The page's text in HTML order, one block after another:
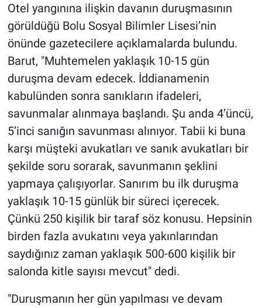
Otel yangınına ilişkin davanın duruşmasının
görüldüğü Bolu Sosyal Bilimler Lisesi’nin
önünde gazetecilere açıklamalarda bulundu.
Barut, "Muhtemelen yaklaşık 10-15 gün
duruşma devam edecek. İddianamenin
kabulünden sonra sanıkların ifadeleri,
savunmalar alınmaya başlandı. Şu anda 4’üncü,
5’inci sanığın savunması alınıyor. Tabii ki buna
karşı müşteki avukatları ve sanık avukatları bir
şekilde soru sorarak, savunmanın şeklini
yapmaya çalışıyorlar. Sanırım bu ilk duruşma
yaklaşık 10-15 günlük bir süreci içerecek.
Çünkü 250 kişilik bir taraf söz konusu. Hepsinin
birden fazla avukatını veya yakınlarından
saydığınız zaman yaklaşık 500-600 kişilik bir
salonda kitle sayısı mevcut" dedi.
"Duruşmanın her gün yapılması ve devam